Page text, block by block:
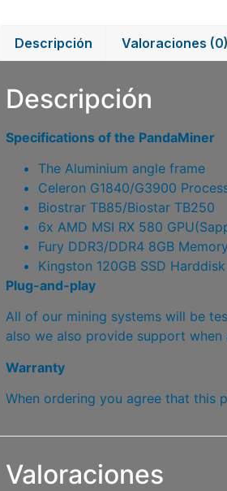
Descripción Valoraciones (0)
Descripción
Specifications of the PandaMiner
The Aluminium angle frame
Celeron G1840/G3900
Biostrar TB85/Biostar TB250
6x AMD MSI RX 580
Fury DDR3/DDR4 8GB Memory
Kingston 120GB SSD Harddisk
Plug-and-play
All of our mining systems will be
also we also provide support when
Warranty
When ordering you agree that this
Valoraciones